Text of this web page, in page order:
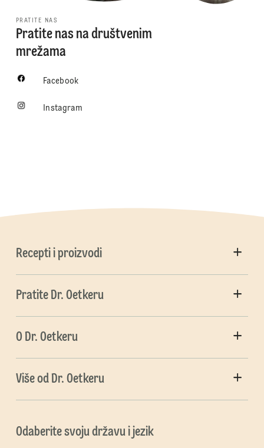
PRATITE NAS
Pratite nas na društvenim
mrežama
Facebook
Instagram
Recepti i proizvodi
Pratite Dr. Oetkeru
O Dr. Oetkeru
Više od Dr. Oetkeru
Odaberite svoju državu i jezik